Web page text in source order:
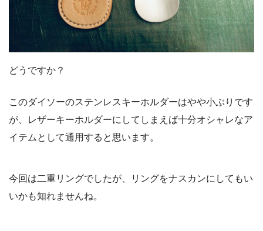
どうですか？
このダイソーのステンレスキーホルダーはやや小ぶりです
が、レザーキーホルダーにしてしまえば十分オシャレなア
イテムとして通用すると思います。
今回は二重リングでしたが、リングをナスカンにしてもい
いかも知れませんね。